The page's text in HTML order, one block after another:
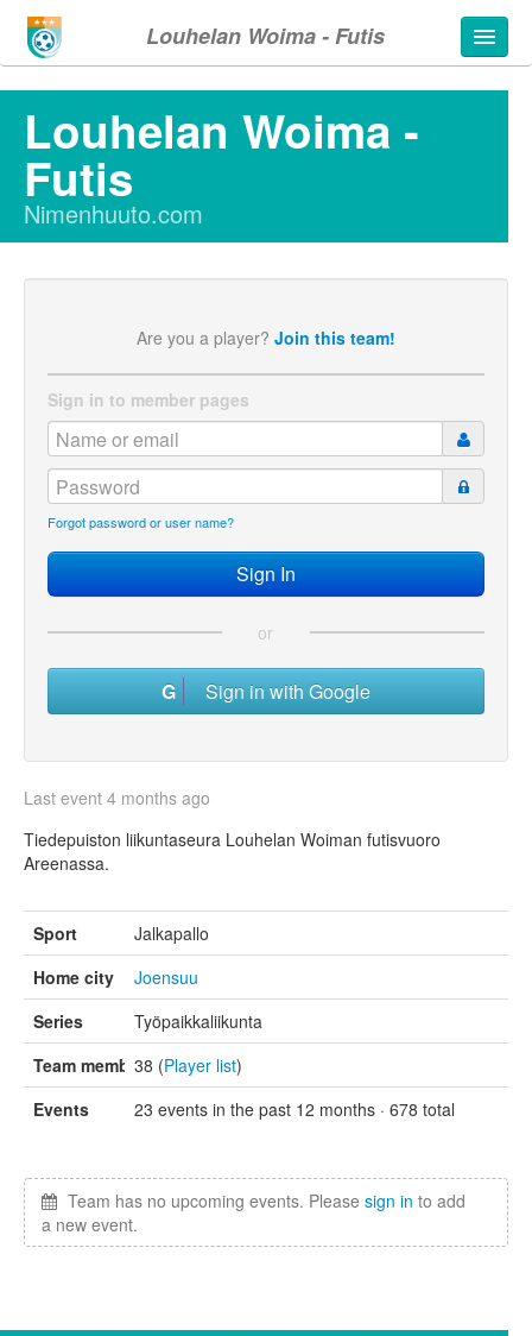
Louhelan Woima - Futis
Louhelan Woima -
Futis
Nimenhuuto.com
Are you a player? Join this team!
Sign in to member pages
Forgot password or user name?
or
Sign in with Google
Last event 4 months ago
Tiedepuiston liikuntaseura Louhelan Woiman futisvuoro
Areenassa.
Sport
Jalkapallo
Home city
Joensuu
Series
Työpaikkaliikunta
Team members
38 (Player list)
Events
23 events in the past 12 months · 678 total
Team has no upcoming events. Please sign in to add
a new event.